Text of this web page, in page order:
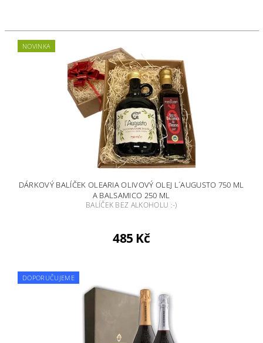
NOVINKA
DÁRKOVÝ BALÍČEK OLEARIA OLIVOVÝ OLEJ L´AUGUSTO 750 ML
A BALSAMICO 250 ML
BALÍČEK BEZ ALKOHOLU :-)
485 Kč
DOPORUČUJEME